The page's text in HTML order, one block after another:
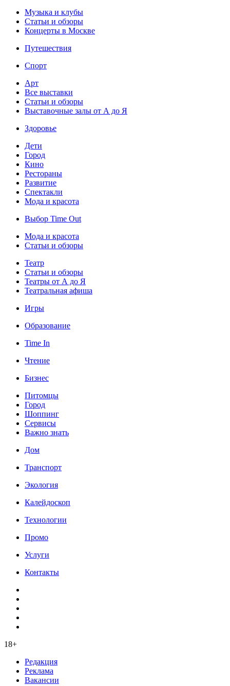
Музыка и клубы
Статьи и обзоры
Концерты в Москве
Путешествия
Спорт
Арт
Все выставки
Статьи и обзоры
Выставочные залы от А до Я
Здоровье
Дети
Город
Кино
Рестораны
Развитие
Спектакли
Мода и красота
Выбор Time Out
Мода и красота
Статьи и обзоры
Театр
Статьи и обзоры
Театры от А до Я
Театральная афиша
Игры
Образование
Time In
Чтение
Бизнес
Питомцы
Город
Шоппинг
Сервисы
Важно знать
Дом
Транспорт
Экология
Калейдоскоп
Технологии
Промо
Услуги
Контакты
18+
Редакция
Реклама
Вакансии